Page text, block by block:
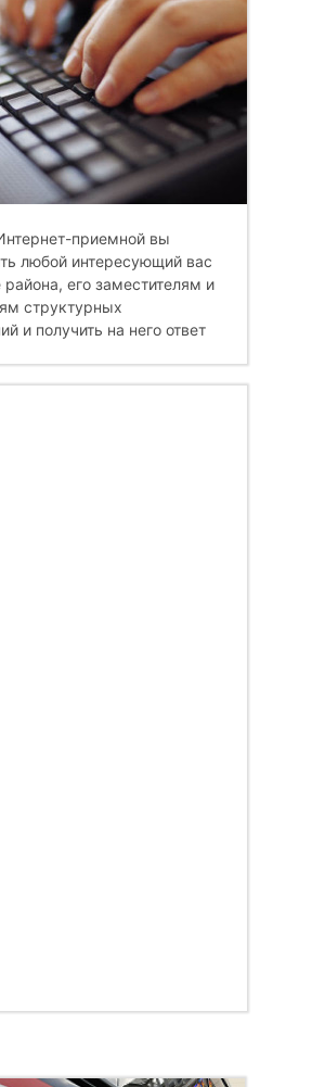
приемной вы
любой интересующий вас
района, его заместителям и
структурных
и получить на него ответ